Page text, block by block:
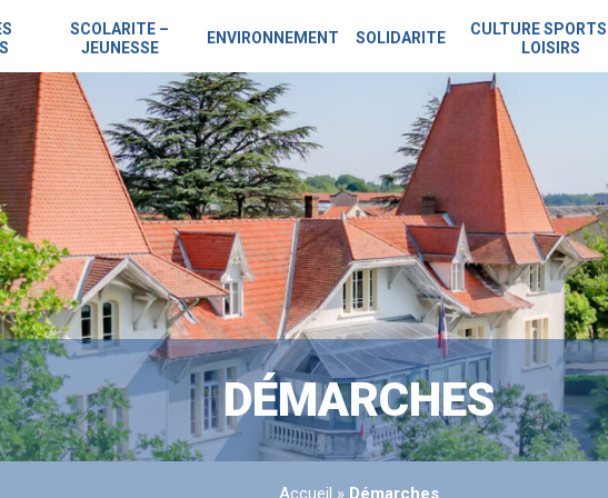
SCOLARITE –
JEUNESSE
ENVIRONNEMENT SOLIDARITE
CULTURE
LOISIRS
DÉMARCHES
Accueil » Démarches